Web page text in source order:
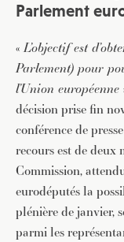
Parlement
«L’objectif est
Parlement) pour
l’Union européenne
décision prise fin
conférence de
recours est de deux
Commission,
eurodéputés la
plénière de janvier,
parmi les